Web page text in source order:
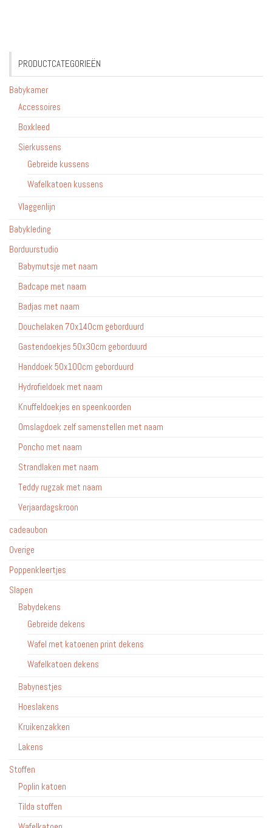
PRODUCTCATEGORIEËN
Babykamer
Accessoires
Boxkleed
Sierkussens
Gebreide kussens
Wafelkatoen kussens
Vlaggenlijn
Babykleding
Borduurstudio
Babymutsje met naam
Badcape met naam
Badjas met naam
Douchelaken 70x140cm geborduurd
Gastendoekjes 50x30cm geborduurd
Handdoek 50x100cm geborduurd
Hydrofieldoek met naam
Knuffeldoekjes en speenkoorden
Omslagdoek zelf samenstellen met naam
Poncho met naam
Strandlaken met naam
Teddy rugzak met naam
Verjaardagskroon
cadeaubon
Overige
Poppenkleertjes
Slapen
Babydekens
Gebreide dekens
Wafel met katoenen print dekens
Wafelkatoen dekens
Babynestjes
Hoeslakens
Kruikenzakken
Lakens
Stoffen
Poplin katoen
Tilda stoffen